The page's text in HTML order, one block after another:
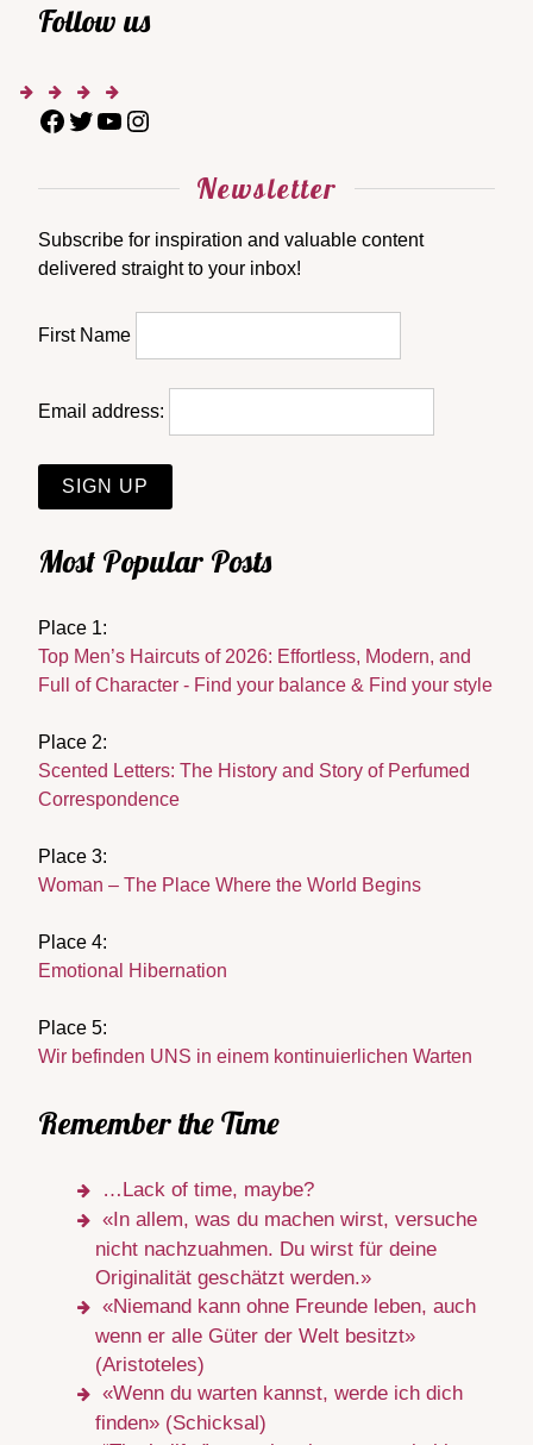
Follow us
Newsletter
Subscribe for inspiration and valuable content
delivered straight to your inbox!
First Name
Email address:
Most Popular Posts
Place 1:
Top Men’s Haircuts of 2026: Effortless, Modern, and
Full of Character - Find your balance & Find your style
Place 2:
Scented Letters: The History and Story of Perfumed
Correspondence
Place 3:
Woman – The Place Where the World Begins
Place 4:
Emotional Hibernation
Place 5:
Wir befinden UNS in einem kontinuierlichen Warten
Remember the Time
…Lack of time, maybe?
«In allem, was du machen wirst, versuche
nicht nachzuahmen. Du wirst für deine
Originalität geschätzt werden.»
«Niemand kann ohne Freunde leben, auch
wenn er alle Güter der Welt besitzt»
(Aristoteles)
«Wenn du warten kannst, werde ich dich
finden» (Schicksal)